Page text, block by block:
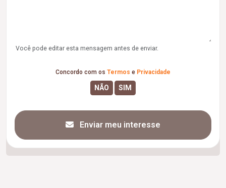
Você pode editar esta mensagem antes de enviar.
Concordo com os Termos e Privacidade
Enviar meu interesse